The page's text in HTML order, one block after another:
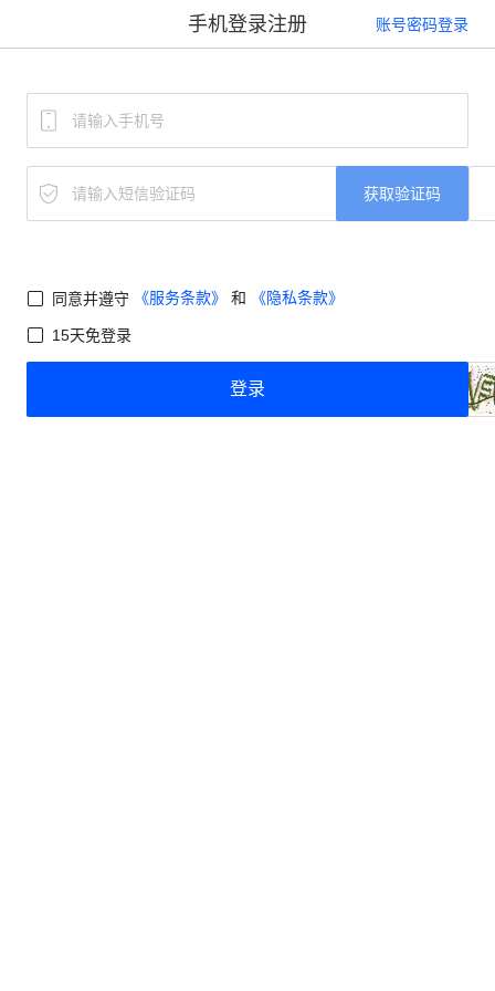
手机登录注册 账号密码登录
获取验证码
同意并遵守 《服务条款》 和 《隐私条款》
15天免登录
登录